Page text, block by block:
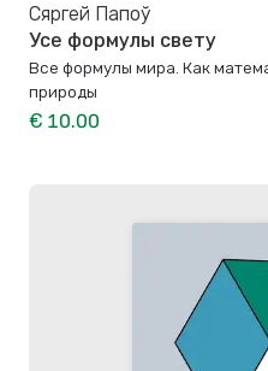
Сяргей Папоў
Усе формулы свету
Все формулы мира. Как
природы
€ 10.00